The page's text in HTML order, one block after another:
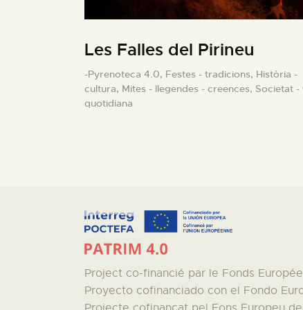
Les Falles del Pirineu
-Pyrenoteca 4.0, Festes - tradicions, Història -
cultura, Mites - llegendes - creences, Societat -
quotidiana
Project co-financié par le Fonds
Proyecto cofinanciado con el Fondo